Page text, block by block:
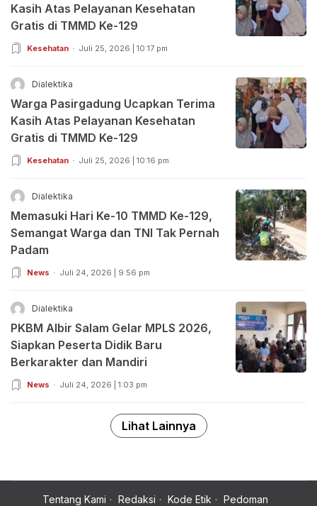
Kasih Atas Pelayanan Kesehatan
Gratis di TMMD Ke-129
Kesehatan Juli 25, 2026 | 10:17 pm
Dialektika
Warga Pasirgadung Ucapkan Terima
Kasih Atas Pelayanan Kesehatan
Gratis di TMMD Ke-129
Kesehatan Juli 25, 2026 | 10:16 pm
Dialektika
Memasuki Hari Ke-10 TMMD Ke-129,
Semangat Warga dan TNI Tak Pernah
Padam
News Juli 24, 2026 | 9:56 pm
Dialektika
PKBM Albir Salam Gelar MPLS 2026,
Siapkan Peserta Didik Baru
Berkarakter dan Mandiri
News Juli 24, 2026 | 1:03 pm
Lihat Lainnya
Tentang Kami Redaksi Kode Etik Pedoman